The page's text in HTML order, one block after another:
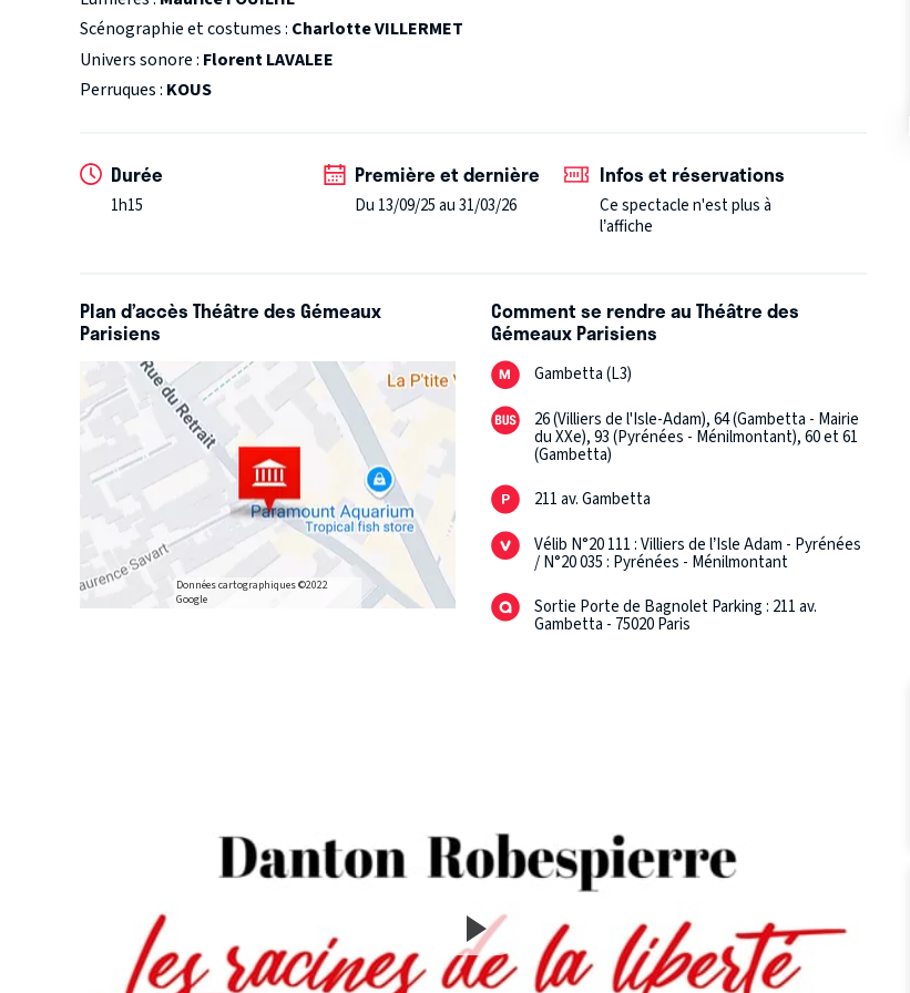
connait très bien la Révolution Française et les deux révolutionnaires, a retracé le fond de leurs
échanges.
Une joute, passionnante, entre deux figures essentielles, emblématiques de cette
Révolution française, socle sur lequel s'est bâtie notre démocratie actuelle, et qui va ébranler
l'ancien monde pour tenter de mettre en place un nouveau monde ; un monde meilleur ?
est vraisemblable.
Tout public.
Scénographie et costumes : Charlotte VILLERMET
Univers sonore : Florent LAVALEE
Perruques : KOUS
Durée
1h15
Première et dernière
Du 13/09/25 au 31/03/26
Infos et réservations
Ce spectacle n'est plus à
l’affiche
Plan d’accès Théâtre des Gémeaux
Parisiens
Données cartographiques ©2022
Google
Comment se rendre au Théâtre des
Gémeaux Parisiens
Gambetta (L3)
26 (Villiers de l'Isle-Adam), 64 (Gambetta - Mairie
du XXe), 93 (Pyrénées - Ménilmontant), 60 et 61
(Gambetta)
211 av. Gambetta
Vélib N°20 111 : Villiers de l’Isle Adam - Pyrénées
/ N°20 035 : Pyrénées - Ménilmontant
Sortie Porte de Bagnolet Parking : 211 av.
Gambetta - 75020 Paris